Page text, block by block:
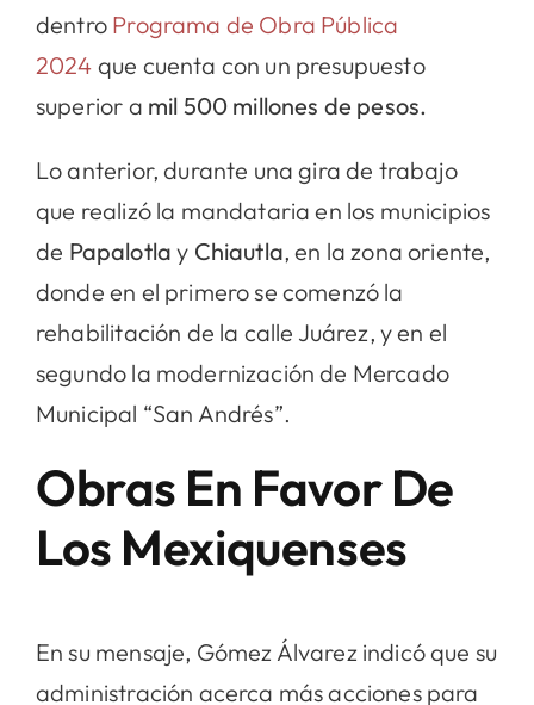
dentro Programa de Obra Pública
2024 que cuenta con un presupuesto
superior a mil 500 millones de pesos.
Lo anterior, durante una gira de trabajo
que realizó la mandataria en los municipios
de Papalotlay Chiautla, en la zona oriente,
donde en el primero se comenzó la
rehabilitación de la calle Juárez, y en el
segundo la modernización de Mercado
Municipal “San Andrés”.
Obras En Favor De
Los Mexiquenses
En su mensaje, Gómez Álvarez indicó que su
administración acerca más acciones para